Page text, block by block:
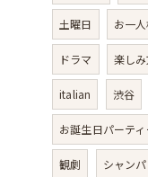
土曜日 お一
ドラマ 楽し
italian 渋谷
お誕生日パーティ
観劇 シャン